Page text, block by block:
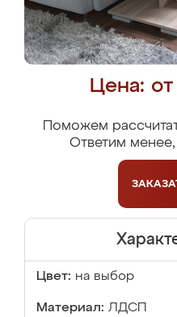
Цена:
Поможем
Ответим
Цвет: на выбор
Материал: ЛДСП